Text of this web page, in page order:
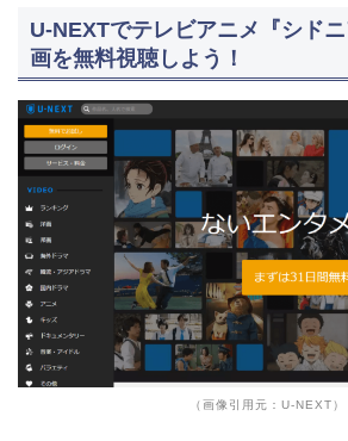
U-NEXTでテレビアニメ『シド
画を無料視聴しよう！
（画像引用元：U-NEXT）